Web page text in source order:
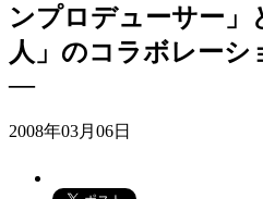
ンプロデューサー」
人」のコラボレー
―
2008年03月06日